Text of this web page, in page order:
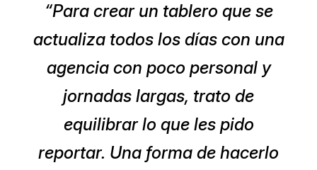
“Para crear un tablero que se
actualiza todos los días con una
agencia con poco personal y
jornadas largas, trato de
equilibrar lo que les pido
reportar. Una forma de hacerlo